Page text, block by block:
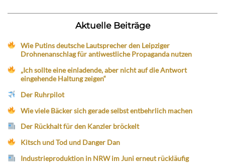
Aktuelle Beiträge
Wie Putins deutsche Lautsprecher den Leipziger
Drohnenanschlag für antiwestliche Propaganda nutzen
„Ich sollte eine einladende, aber nicht auf die Antwort
eingehende Haltung zeigen“
Der Ruhrpilot
Wie viele Bäcker sich gerade selbst entbehrlich machen
Der Rückhalt für den Kanzler bröckelt
Kitsch und Tod und Danger Dan
Industrieproduktion in NRW im Juni erneut rückläufig